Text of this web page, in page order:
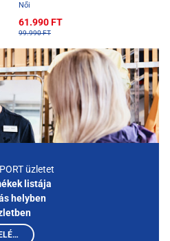
Női
61.990 FT
99.990 FT
üzletet
listája
helyben
ÜZLET KIVÁLASZTÁSA ÉS ELÉRHETŐ TERMÉKEK MEGTEKINTÉSE